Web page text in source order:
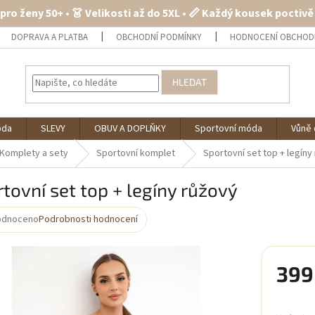
ženy 50+ • 👗 Velikosti až do 5XL • 📏 Každý kousek
DOPRAVA A PLATBA OBCHODNÍ PODMÍNKY HODNOCENÍ
HLEDAT
SLEVY OBUV A DOPLŇKY Sportovní móda
Komplety a sety Sportovní komplet Sportovní set top + legíny
set top + legíny růžový
Podrobnosti hodnocení